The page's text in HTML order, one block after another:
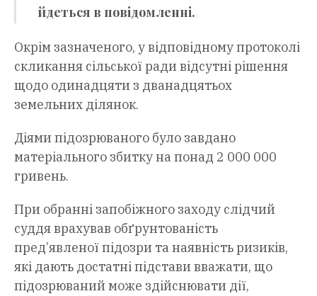
йдеться в повідомленні.
Окрім зазначеного, у відповідному протоколі
скликання сільської ради відсутні рішення
щодо одинадцяти з дванадцятьох
земельних ділянок.
Діями підозрюваного було завдано
матеріального збитку на понад 2 000 000
гривень.
При обранні запобіжного заходу слідчий
суддя врахував обґрунтованість
пред’явленої підозри та наявність ризиків,
які дають достатні підстави вважати, що
підозрюваний може здійснювати дії,